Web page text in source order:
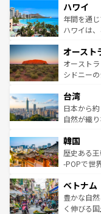
ば市内交通
着のスイ
のような
ンメント
西部には
部のニュ
文化が魅
しみなが
ならではの贅沢な
情報はコ
ハワイ
年間を通
ハワイは
ワイ島は
島だが、
おすすめ
れるおも
人々、お
ク、伝統
ワイを、存分に味
はコンテ
オースト
オースト
シドニー
リアリー
ク）、タ
ど、見ど
いる。ア
ビング、
い。オー
参照してほ
台湾
日本から
自然が織
ン）、静
と山間の
驚きをも
容にもい
照してほ
韓国
歴史ある
-POPで世
き、地方
できる。
まで、さ
ベトナム
豊かな自
く伸びる